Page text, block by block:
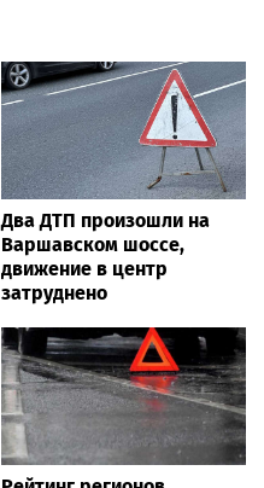
Два ДТП произошли на
Варшавском шоссе,
движение в центр
затруднено